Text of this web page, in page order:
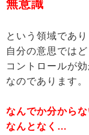
無意識
という領域であり
自分の意思では
コントロールが
なのであります。
なんでか分から
なんとなく…